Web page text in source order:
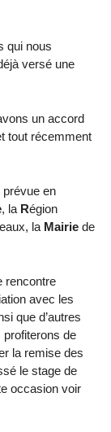
qui nous
versé une
un accord
tout récemment
prévue en
, la Région
la Mairie de
rencontre
avec les
que d’autres
de
la remise des
le stage de
occasion voir